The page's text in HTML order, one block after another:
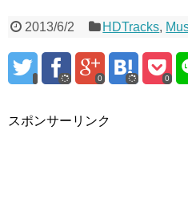
2013/6/2 HDTracks,
0 0
スポンサーリンク